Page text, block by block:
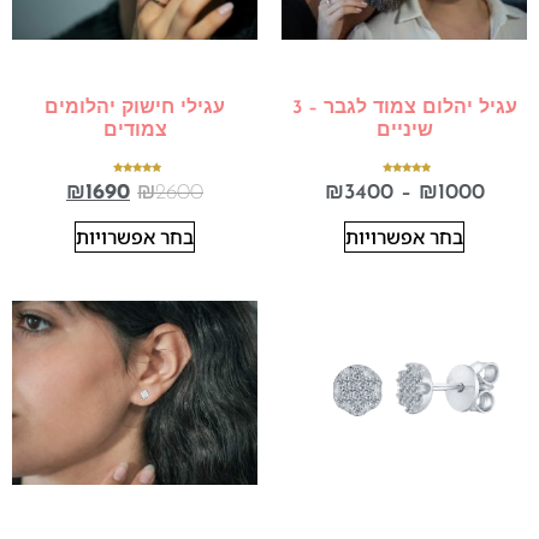
עגיל יהלום צמוד לגבר – 3
שיניים
5.00
₪1000
–
₪3400
בחר אפשרויות
עגילי חישוק יהלומים
צמודים
5.00
מתוך 5
₪2600
₪1690
בחר אפשרויות